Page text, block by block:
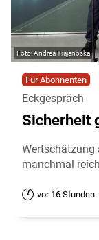
Andrea Trajanoska
Für Abonnenten
Eckgespräch
Sicherheit
Wertschätzung
manchmal
vor 16 Stunden